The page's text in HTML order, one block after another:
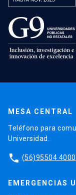
MESA CENTRAL
Teléfono para
Universidad.
phone (56)95504 4000
EMERGENCIAS